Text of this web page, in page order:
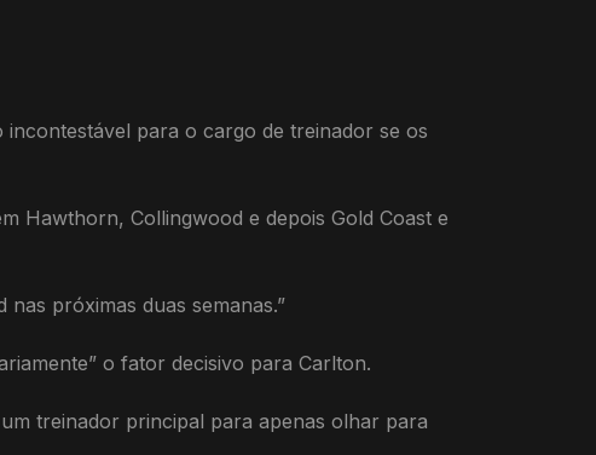
para o cargo de treinador se os
Hawthorn, Collingwood e depois Gold Coast e
próximas duas semanas.”
o fator decisivo para Carlton.
treinador principal para apenas olhar para